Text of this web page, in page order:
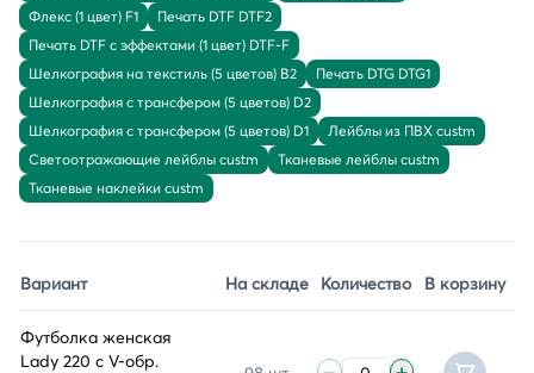
Флекс (1 цвет) F1
Печать DTF DTF2
Печать DTF с эффектами (1 цвет) DTF-F
Шелкография на текстиль (5 цветов) B2
Печать DTG DTG1
Шелкография с трансфером (5 цветов) D2
Шелкография с трансфером (5 цветов) D1
Лейблы из ПВХ custm
Светоотражающие лейблы custm
Тканевые лейблы custm
Тканевые наклейки custm
Вариант На складе Количество В корзину
Футболка женская
Lady 220 с V-обр.